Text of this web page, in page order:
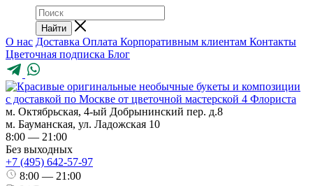
Найти
О нас Доставка Оплата Корпоративным клиентам Контакты
Цветочная подписка Блог
м. Октябрьская, 4-ый Добрынинский пер. д.8
м. Бауманская, ул. Ладожская 10
8:00 — 21:00
Без выходных
+7 (495) 642-57-97
8:00 — 21:00